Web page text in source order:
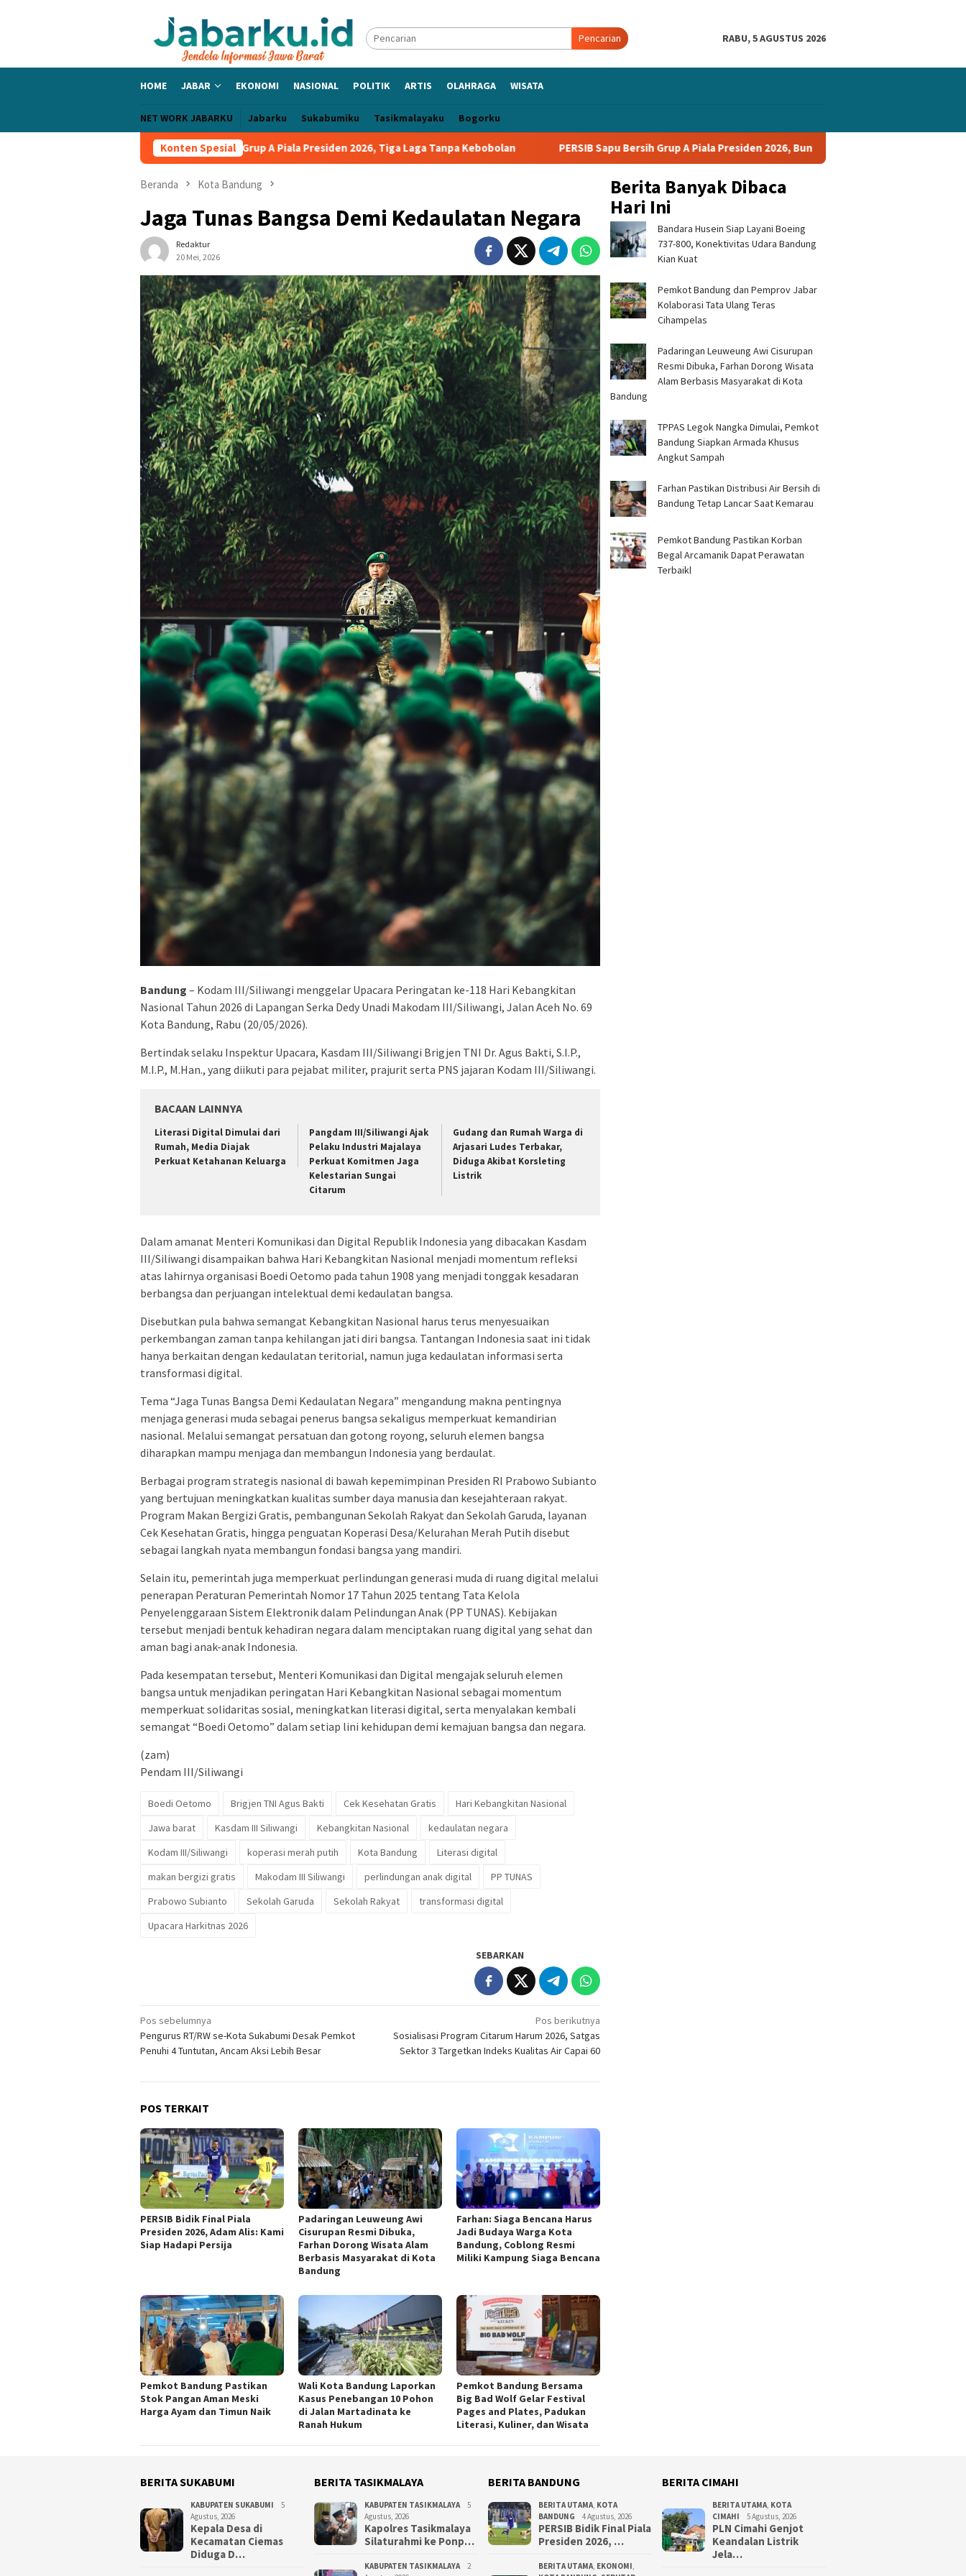
Pencarian RABU, 5 AGUSTUS 2026
HOME JABAR EKONOMI NASIONAL POLITIK ARTIS OLAHRAGA WISATA
NET WORK JABARKU Jabarku Sukabumiku Tasikmalayaku Bogorku
Konten Spesial
PERSIB Sapu Bersih Grup A Piala Presiden 2026, Tiga Laga Tanpa Kebobolan PERSIB Sapu Bersih Grup A Piala Presiden 2026, Bungkam Tampines Rovers 1-0 dan Lolos ke Semifinal
Beranda Kota Bandung
Jaga Tunas Bangsa Demi Kedaulatan Negara
Redaktur
20 Mei, 2026
Bandung – Kodam III/Siliwangi menggelar Upacara Peringatan ke-118 Hari Kebangkitan
Nasional Tahun 2026 di Lapangan Serka Dedy Unadi Makodam III/Siliwangi, Jalan Aceh No. 69
Kota Bandung, Rabu (20/05/2026).
Bertindak selaku Inspektur Upacara, Kasdam III/Siliwangi Brigjen TNI Dr. Agus Bakti, S.I.P.,
M.I.P., M.Han., yang diikuti para pejabat militer, prajurit serta PNS jajaran Kodam III/Siliwangi.
BACAAN LAINNYA
Literasi Digital Dimulai dari
Rumah, Media Diajak
Perkuat Ketahanan Keluarga
Pangdam III/Siliwangi Ajak
Pelaku Industri Majalaya
Perkuat Komitmen Jaga
Kelestarian Sungai
Citarum
Gudang dan Rumah Warga di
Arjasari Ludes Terbakar,
Diduga Akibat Korsleting
Listrik
Dalam amanat Menteri Komunikasi dan Digital Republik Indonesia yang dibacakan Kasdam
III/Siliwangi disampaikan bahwa Hari Kebangkitan Nasional menjadi momentum refleksi
atas lahirnya organisasi Boedi Oetomo pada tahun 1908 yang menjadi tonggak kesadaran
berbangsa dan perjuangan intelektual demi kedaulatan bangsa.
Disebutkan pula bahwa semangat Kebangkitan Nasional harus terus menyesuaikan
perkembangan zaman tanpa kehilangan jati diri bangsa. Tantangan Indonesia saat ini tidak
hanya berkaitan dengan kedaulatan teritorial, namun juga kedaulatan informasi serta
transformasi digital.
Tema “Jaga Tunas Bangsa Demi Kedaulatan Negara” mengandung makna pentingnya
menjaga generasi muda sebagai penerus bangsa sekaligus memperkuat kemandirian
nasional. Melalui semangat persatuan dan gotong royong, seluruh elemen bangsa
diharapkan mampu menjaga dan membangun Indonesia yang berdaulat.
Berbagai program strategis nasional di bawah kepemimpinan Presiden RI Prabowo Subianto
yang bertujuan meningkatkan kualitas sumber daya manusia dan kesejahteraan rakyat.
Program Makan Bergizi Gratis, pembangunan Sekolah Rakyat dan Sekolah Garuda, layanan
Cek Kesehatan Gratis, hingga penguatan Koperasi Desa/Kelurahan Merah Putih disebut
sebagai langkah nyata membangun fondasi bangsa yang mandiri.
Selain itu, pemerintah juga memperkuat perlindungan generasi muda di ruang digital melalui
penerapan Peraturan Pemerintah Nomor 17 Tahun 2025 tentang Tata Kelola
Penyelenggaraan Sistem Elektronik dalam Pelindungan Anak (PP TUNAS). Kebijakan
tersebut menjadi bentuk kehadiran negara dalam menciptakan ruang digital yang sehat dan
aman bagi anak-anak Indonesia.
Pada kesempatan tersebut, Menteri Komunikasi dan Digital mengajak seluruh elemen
bangsa untuk menjadikan peringatan Hari Kebangkitan Nasional sebagai momentum
memperkuat solidaritas sosial, meningkatkan literasi digital, serta menyalakan kembali
semangat “Boedi Oetomo” dalam setiap lini kehidupan demi kemajuan bangsa dan negara.
(zam)
Pendam III/Siliwangi
Boedi Oetomo Brigjen TNI Agus Bakti Cek Kesehatan Gratis
Hari Kebangkitan Nasional
Jawa barat
Kasdam III Siliwangi Kebangkitan Nasional
kedaulatan negara
Kodam III/Siliwangi
koperasi merah putih Kota Bandung
Literasi digital
makan bergizi gratis
Makodam III Siliwangi perlindungan anak digital
PP TUNAS
Prabowo Subianto
Sekolah Garuda Sekolah Rakyat
transformasi digital
Upacara Harkitnas 2026
SEBARKAN
Navigasi
pos
Pos sebelumnya
Pengurus RT/RW se-Kota Sukabumi Desak Pemkot
Penuhi 4 Tuntutan, Ancam Aksi Lebih Besar
Pos berikutnya
Sosialisasi Program Citarum Harum 2026, Satgas
Sektor 3 Targetkan Indeks Kualitas Air Capai 60
POS TERKAIT
PERSIB Bidik Final Piala
Presiden 2026, Adam Alis: Kami
Siap Hadapi Persija
Padaringan Leuweung Awi
Cisurupan Resmi Dibuka,
Farhan Dorong Wisata Alam
Berbasis Masyarakat di Kota
Bandung
Farhan: Siaga Bencana Harus
Jadi Budaya Warga Kota
Bandung, Coblong Resmi
Miliki Kampung Siaga Bencana
Pemkot Bandung Pastikan
Stok Pangan Aman Meski
Harga Ayam dan Timun Naik
Wali Kota Bandung Laporkan
Kasus Penebangan 10 Pohon
di Jalan Martadinata ke
Ranah Hukum
Pemkot Bandung Bersama
Big Bad Wolf Gelar Festival
Pages and Plates, Padukan
Literasi, Kuliner, dan Wisata
Berita Banyak Dibaca
Hari Ini
Bandara Husein Siap Layani Boeing
737-800, Konektivitas Udara Bandung
Kian Kuat
Pemkot Bandung dan Pemprov Jabar
Kolaborasi Tata Ulang Teras
Cihampelas
Padaringan Leuweung Awi Cisurupan
Resmi Dibuka, Farhan Dorong Wisata
Alam Berbasis Masyarakat di Kota
Bandung
TPPAS Legok Nangka Dimulai, Pemkot
Bandung Siapkan Armada Khusus
Angkut Sampah
Farhan Pastikan Distribusi Air Bersih di
Bandung Tetap Lancar Saat Kemarau
Pemkot Bandung Pastikan Korban
Begal Arcamanik Dapat Perawatan
Terbaikl
BERITA SUKABUMI
KABUPATEN SUKABUMI
5
Agustus, 2026
Kepala Desa di
Kecamatan Ciemas
Diduga D…
BERITA TASIKMALAYA
KABUPATEN TASIKMALAYA
5
Agustus, 2026
Kapolres Tasikmalaya
Silaturahmi ke Ponp…
KABUPATEN TASIKMALAYA
2
BERITA BANDUNG
BERITA UTAMA, KOTA
BANDUNG
4 Agustus, 2026
PERSIB Bidik Final Piala
Presiden 2026, …
BERITA UTAMA, EKONOMI,
BERITA CIMAHI
BERITA UTAMA, KOTA
CIMAHI
5 Agustus, 2026
PLN Cimahi Genjot
Keandalan Listrik
Jela…